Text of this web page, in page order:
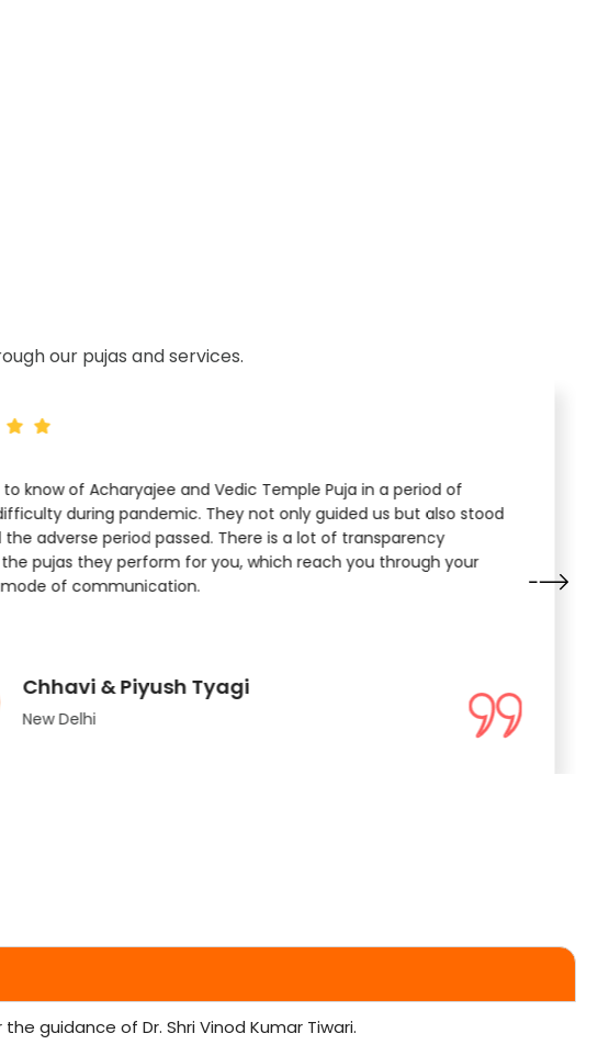
our pujas and services.
know of Acharyajee and Vedic Temple Puja in a period of
during pandemic. They not only guided us but also stood
the adverse period passed. There is a lot of transparency
pujas they perform for you, which reach you through your
of communication.
Chhavi & Piyush Tyagi
New Delhi
guidance of Dr. Shri Vinod Kumar Tiwari.